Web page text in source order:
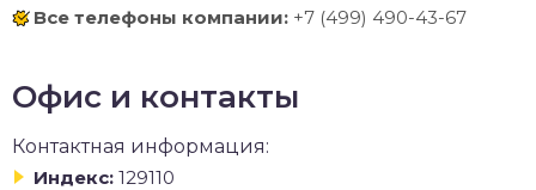
Все телефоны компании: +7 (499) 490-43-67
Офис и контакты
Контактная информация:
Индекс: 129110